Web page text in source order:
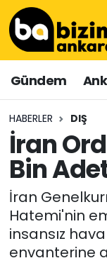
Gündem
HABERLER DIŞ
İran
Bin
İran
Hatemi'nin
insansız
envanterine
Hava
Trafik
Süper Lig
Tüm
Son
Haber